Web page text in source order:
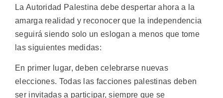
La Autoridad Palestina debe despertar ahora a la
amarga realidad y reconocer que la independencia
seguirá siendo solo un eslogan a menos que tome
las siguientes medidas:
En primer lugar, deben celebrarse nuevas
elecciones. Todas las facciones palestinas deben
ser invitadas a participar, siempre que se